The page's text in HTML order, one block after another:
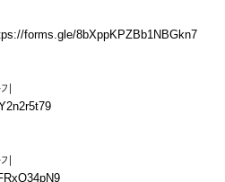
forms.gle/8bXppKPZBb1NBGkn7